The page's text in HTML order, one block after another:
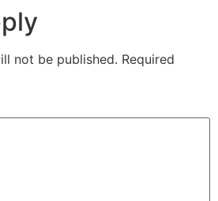
not be published. Required